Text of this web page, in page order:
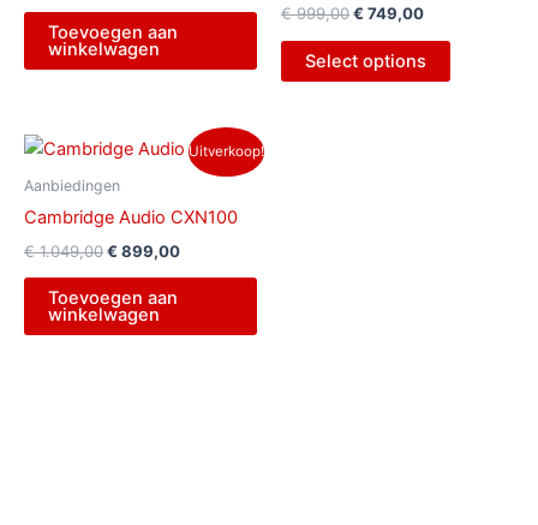
Toevoegen aan
winkelwagen
€999,00€ 749,00
Select options
Uitverkoop!
Aanbiedingen
Cambridge Audio CXN100
€1.049,00
Oorspronkelijke
prijs
was:
€ 899,00
Huidige
prijs
Toevoegen aan
winkelwagen